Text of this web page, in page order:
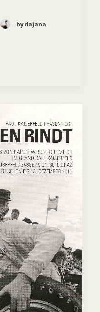
by dajana